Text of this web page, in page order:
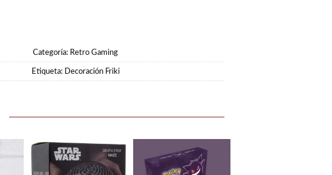
Categoría: Retro Gaming
Etiqueta: Decoración Friki